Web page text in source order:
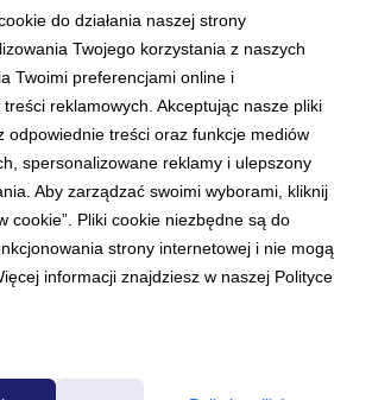
Powered by
do działania naszej strony
Twojego korzystania z naszych
Twoimi preferencjami online i
reklamowych. Akceptując nasze pliki
odpowiednie treści oraz funkcje mediów
spersonalizowane reklamy i ulepszony
Aby zarządzać swoimi wyborami, kliknij
cookie”. Pliki cookie niezbędne są do
strony internetowej i nie mogą
informacji znajdziesz w naszej Polityce